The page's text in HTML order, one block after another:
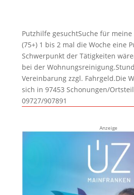
Putzhilfe gesuchtSuche für
(75+) 1 bis 2 mal die Woche eine
Schwerpunkt der Tätigkeiten
bei der
Vereinbarung zzgl. Fahrgeld.Die
sich in 97453 Schonungen/
09727/907891
Anzeige